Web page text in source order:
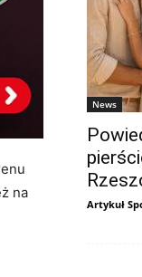
na
News
Artykuł